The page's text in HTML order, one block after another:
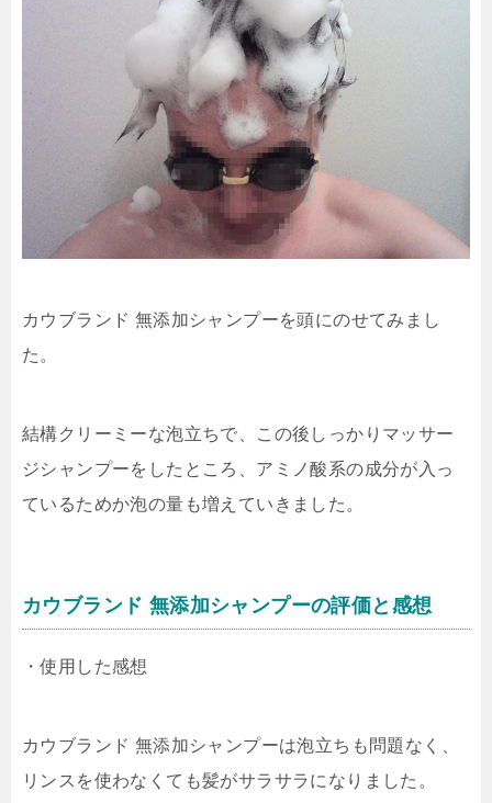
カウブランド 無添加シャンプーを頭にのせてみまし
た。
結構クリーミーな泡立ちで、この後しっかりマッサー
ジシャンプーをしたところ、アミノ酸系の成分が入っ
ているためか泡の量も増えていきました。
カウブランド 無添加シャンプーの評価と感想
・使用した感想
カウブランド 無添加シャンプーは泡立ちも問題なく、
リンスを使わなくても髪がサラサラになりました。